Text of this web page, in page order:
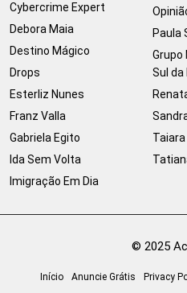
Cybercrime Expert
Debora Maia
Destino Mágico
Drops
Esterliz Nunes
Franz Valla
Gabriela Egito
Ida Sem Volta
Imigração Em Dia
Paula
Grupo
Sul da
© 2025
Início Anuncie Grátis Privacy